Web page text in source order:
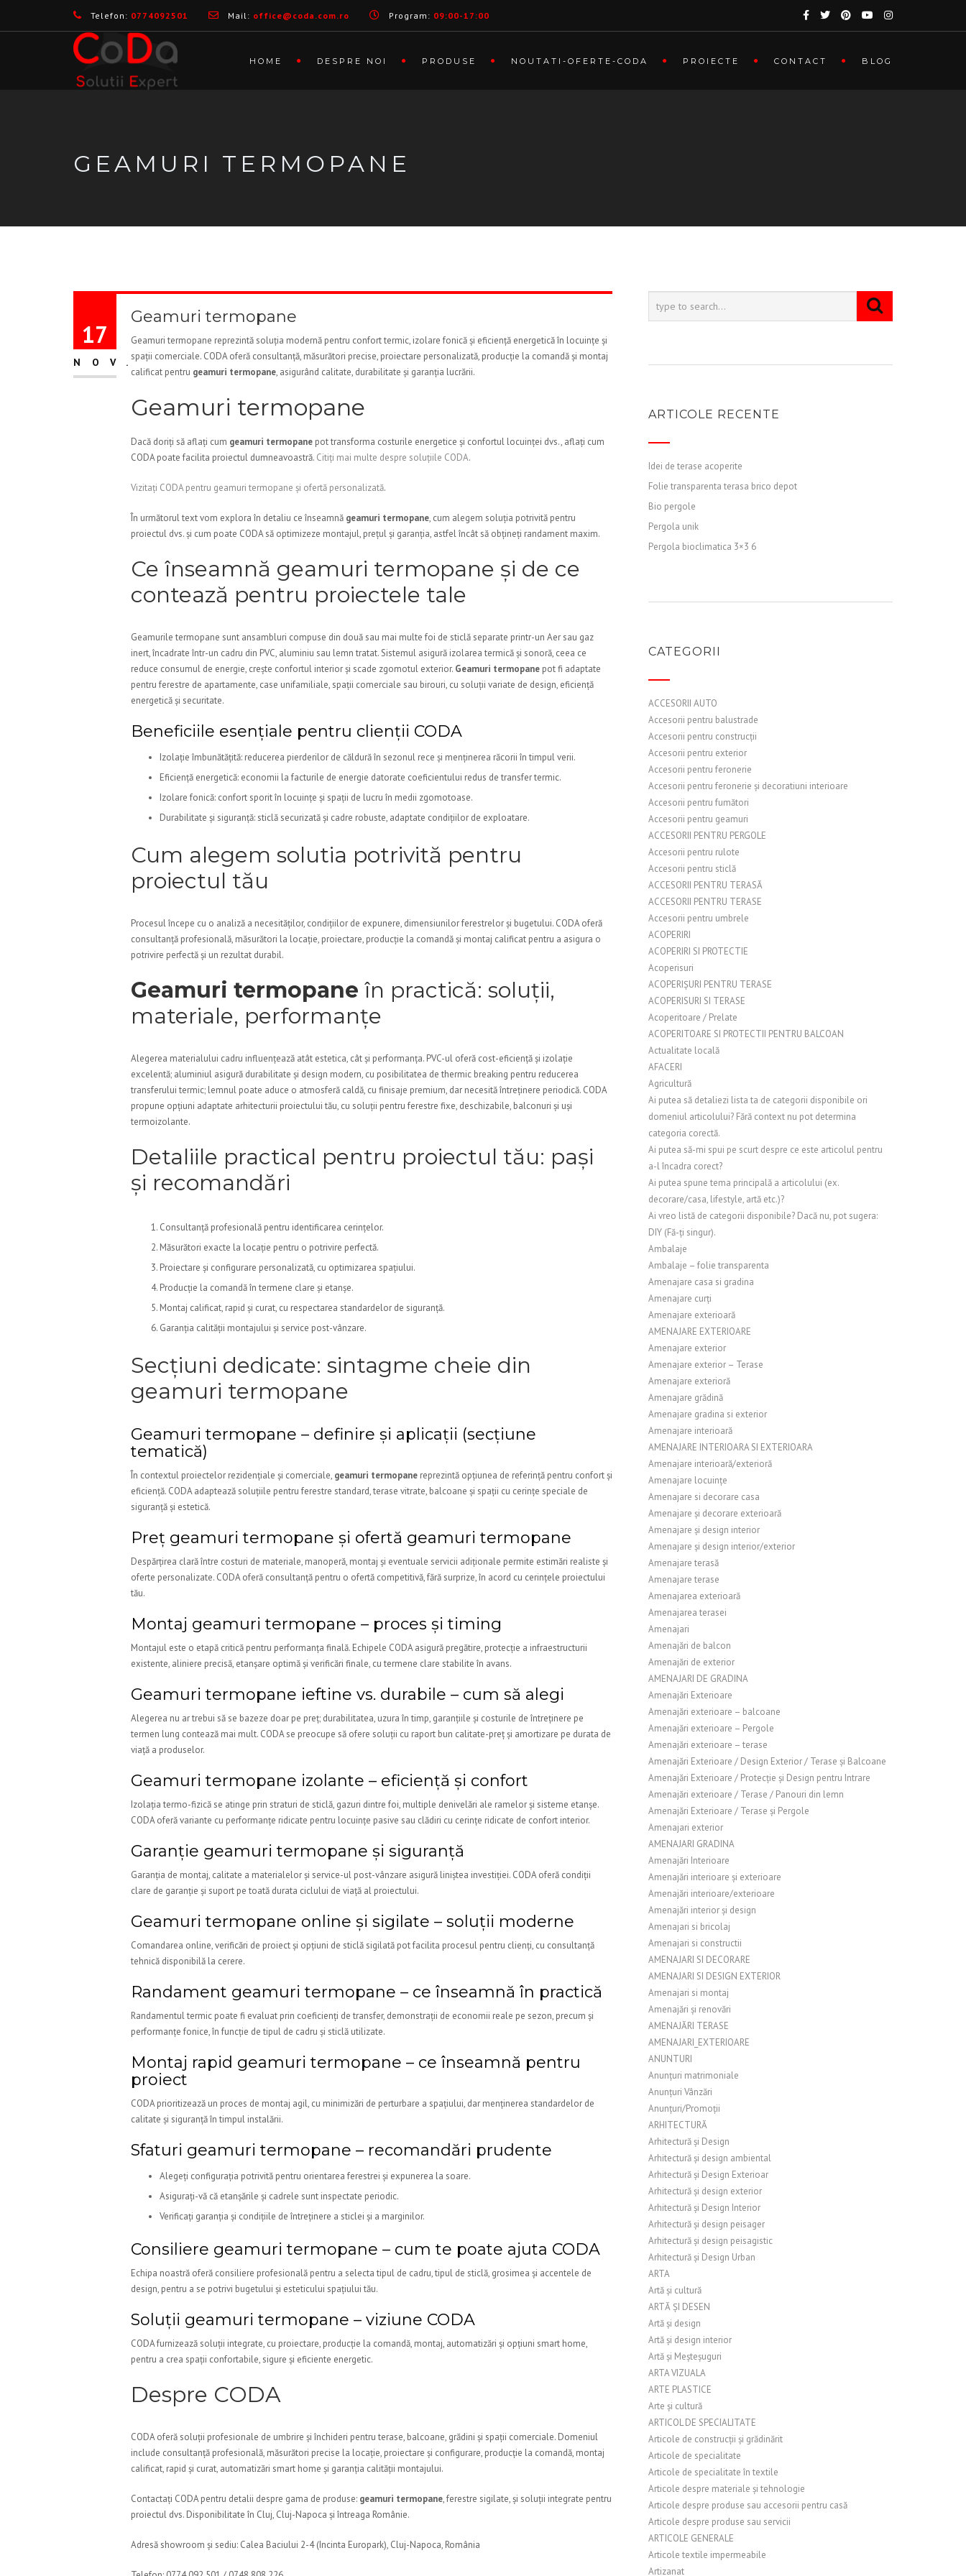
Telefon: 0774092501 Mail: office@coda.com.ro Program: 09:00-17:00
HOME DESPRE NOI PRODUSE NOUTATI-OFERTE-CODA PROIECTE CONTACT BLOG
GEAMURI TERMOPANE
17
NOV.
Geamuri termopane
Geamuri termopane reprezintă soluția modernă pentru confort termic, izolare fonică și eficiență energetică în locuințe și
spații comerciale. CODA oferă consultanță, măsurători precise, proiectare personalizată, producție la comandă și montaj
calificat pentru geamuri termopane, asigurând calitate, durabilitate și garanția lucrării.
Geamuri termopane
Dacă doriți să aflați cum geamuri termopane pot transforma costurile energetice și confortul locuinței dvs., aflați cum
CODA poate facilita proiectul dumneavoastră. Citiți mai multe despre soluțiile CODA.
Vizitați CODA pentru geamuri termopane și ofertă personalizată.
În următorul text vom explora în detaliu ce înseamnă geamuri termopane, cum alegem soluția potrivită pentru
proiectul dvs. și cum poate CODA să optimizeze montajul, prețul și garanția, astfel încât să obțineți randament maxim.
Ce înseamnă geamuri termopane și de ce
contează pentru proiectele tale
Geamurile termopane sunt ansambluri compuse din două sau mai multe foi de sticlă separate printr-un Aer sau gaz
inert, încadrate într-un cadru din PVC, aluminiu sau lemn tratat. Sistemul asigură izolarea termică și sonoră, ceea ce
reduce consumul de energie, crește confortul interior și scade zgomotul exterior. Geamuri termopane pot fi adaptate
pentru ferestre de apartamente, case unifamiliale, spații comerciale sau birouri, cu soluții variate de design, eficiență
energetică și securitate.
Beneficiile esențiale pentru clienții CODA
Izolație îmbunătățită: reducerea pierderilor de căldură în sezonul rece și menținerea răcorii în timpul verii.
Eficiență energetică: economii la facturile de energie datorate coeficientului redus de transfer termic.
Izolare fonică: confort sporit în locuințe și spații de lucru în medii zgomotoase.
Durabilitate și siguranță: sticlă securizată și cadre robuste, adaptate condițiilor de exploatare.
Cum alegem solutia potrivită pentru
proiectul tău
Procesul începe cu o analiză a necesităților, condițiilor de expunere, dimensiunilor ferestrelor și bugetului. CODA oferă
consultanță profesională, măsurători la locație, proiectare, producție la comandă și montaj calificat pentru a asigura o
potrivire perfectă și un rezultat durabil.
Geamuri termopane în practică: soluții,
materiale, performanțe
Alegerea materialului cadru influențează atât estetica, cât și performanța. PVC-ul oferă cost-eficiență și izolație
excelentă; aluminiul asigură durabilitate și design modern, cu posibilitatea de thermic breaking pentru reducerea
transferului termic; lemnul poate aduce o atmosferă caldă, cu finisaje premium, dar necesită întreținere periodică. CODA
propune opțiuni adaptate arhitecturii proiectului tău, cu soluții pentru ferestre fixe, deschizabile, balconuri și uși
termoizolante.
Detaliile practical pentru proiectul tău: pași
și recomandări
Consultanță profesională pentru identificarea cerințelor.
Măsurători exacte la locație pentru o potrivire perfectă.
Proiectare și configurare personalizată, cu optimizarea spațiului.
Producție la comandă în termene clare și etanșe.
Montaj calificat, rapid și curat, cu respectarea standardelor de siguranță.
Garanția calității montajului și service post-vânzare.
Secțiuni dedicate: sintagme cheie din
geamuri termopane
Geamuri termopane – definire și aplicații (secțiune
tematică)
În contextul proiectelor rezidențiale și comerciale, geamuri termopane reprezintă opțiunea de referință pentru confort și
eficiență. CODA adaptează soluțiile pentru ferestre standard, terase vitrate, balcoane și spații cu cerințe speciale de
siguranță și estetică.
Preț geamuri termopane și ofertă geamuri termopane
Despărțirea clară între costuri de materiale, manoperă, montaj și eventuale servicii adiționale permite estimări realiste și
oferte personalizate. CODA oferă consultanță pentru o ofertă competitivă, fără surprize, în acord cu cerințele proiectului
tău.
Montaj geamuri termopane – proces și timing
Montajul este o etapă critică pentru performanța finală. Echipele CODA asigură pregătire, protecție a infraestructurii
existente, aliniere precisă, etanșare optimă și verificări finale, cu termene clare stabilite în avans.
Geamuri termopane ieftine vs. durabile – cum să alegi
Alegerea nu ar trebui să se bazeze doar pe preț; durabilitatea, uzura în timp, garanțiile și costurile de întreținere pe
termen lung contează mai mult. CODA se preocupe să ofere soluții cu raport bun calitate-preț și amortizare pe durata de
viață a produselor.
Geamuri termopane izolante – eficiență și confort
Izolația termo-fizică se atinge prin straturi de sticlă, gazuri dintre foi, multiple denivelări ale ramelor și sisteme etanșe.
CODA oferă variante cu performanțe ridicate pentru locuințe pasive sau clădiri cu cerințe ridicate de confort interior.
Garanție geamuri termopane și siguranță
Garanția de montaj, calitate a materialelor și service-ul post-vânzare asigură liniștea investiției. CODA oferă condiții
clare de garanție și suport pe toată durata ciclului de viață al proiectului.
Geamuri termopane online și sigilate – soluții moderne
Comandarea online, verificări de proiect și opțiuni de sticlă sigilată pot facilita procesul pentru clienți, cu consultanță
tehnică disponibilă la cerere.
Randament geamuri termopane – ce înseamnă în practică
Randamentul termic poate fi evaluat prin coeficienți de transfer, demonstrații de economii reale pe sezon, precum și
performanțe fonice, în funcție de tipul de cadru și sticlă utilizate.
Montaj rapid geamuri termopane – ce înseamnă pentru
proiect
CODA prioritizează un proces de montaj agil, cu minimizări de perturbare a spațiului, dar menținerea standardelor de
calitate și siguranță în timpul instalării.
Sfaturi geamuri termopane – recomandări prudente
Alegeți configurația potrivită pentru orientarea ferestrei și expunerea la soare.
Asigurați-vă că etanșările și cadrele sunt inspectate periodic.
Verificați garanția și condițiile de întreținere a sticlei și a marginilor.
Consiliere geamuri termopane – cum te poate ajuta CODA
Echipa noastră oferă consiliere profesională pentru a selecta tipul de cadru, tipul de sticlă, grosimea și accentele de
design, pentru a se potrivi bugetului și esteticului spațiului tău.
Soluții geamuri termopane – viziune CODA
CODA furnizează soluții integrate, cu proiectare, producție la comandă, montaj, automatizări și opțiuni smart home,
pentru a crea spații confortabile, sigure și eficiente energetic.
Despre CODA
CODA oferă soluții profesionale de umbrire și închideri pentru terase, balcoane, grădini și spații comerciale. Domeniul
include consultanță profesională, măsurători precise la locație, proiectare și configurare, producție la comandă, montaj
calificat, rapid și curat, automatizări smart home și garanția calității montajului.
Contactați CODA pentru detalii despre gama de produse: geamuri termopane, ferestre sigilate, și soluții integrate pentru
proiectul dvs. Disponibilitate în Cluj, Cluj-Napoca și întreaga Românie.
Adresă showroom și sediu: Calea Baciului 2-4 (Incinta Europark), Cluj-Napoca, România
ARTICOLE RECENTE
Idei de terase acoperite
Folie transparenta terasa brico depot
Bio pergole
Pergola unik
Pergola bioclimatica 3×3 6
CATEGORII
ACCESORII AUTO
Accesorii pentru balustrade
Accesorii pentru construcții
Accesorii pentru exterior
Accesorii pentru feronerie
Accesorii pentru feronerie și decoratiuni interioare
Accesorii pentru fumători
Accesorii pentru geamuri
ACCESORII PENTRU PERGOLE
Accesorii pentru rulote
Accesorii pentru sticlă
ACCESORII PENTRU TERASĂ
ACCESORII PENTRU TERASE
Accesorii pentru umbrele
ACOPERIRI
ACOPERIRI SI PROTECTIE
Acoperisuri
ACOPERIȘURI PENTRU TERASE
ACOPERISURI SI TERASE
Acoperitoare / Prelate
ACOPERITOARE SI PROTECTII PENTRU BALCOAN
Actualitate locală
AFACERI
Agricultură
Ai putea să detaliezi lista ta de categorii disponibile ori
domeniul articolului? Fără context nu pot determina
categoria corectă.
Ai putea să-mi spui pe scurt despre ce este articolul pentru
a-l încadra corect?
Ai putea spune tema principală a articolului (ex.
decorare/casa, lifestyle, artă etc.)?
Ai vreo listă de categorii disponibile? Dacă nu, pot sugera:
DIY (Fă-ți singur).
Ambalaje
Ambalaje – folie transparenta
Amenajare casa si gradina
Amenajare curți
Amenajare exterioară
AMENAJARE EXTERIOARE
Amenajare exterior
Amenajare exterior – Terase
Amenajare exterioră
Amenajare grădină
Amenajare gradina si exterior
Amenajare interioară
AMENAJARE INTERIOARA SI EXTERIOARA
Amenajare interioară/exterioră
Amenajare locuințe
Amenajare si decorare casa
Amenajare și decorare exterioară
Amenajare și design interior
Amenajare și design interior/exterior
Amenajare terasă
Amenajare terase
Amenajarea exterioară
Amenajarea terasei
Amenajari
Amenajări de balcon
Amenajări de exterior
AMENAJARI DE GRADINA
Amenajări Exterioare
Amenajări exterioare – balcoane
Amenajări exterioare – Pergole
Amenajări exterioare – terase
Amenajări Exterioare / Design Exterior / Terase și Balcoane
Amenajări Exterioare / Protecție și Design pentru Intrare
Amenajări exterioare / Terase / Panouri din lemn
Amenajări Exterioare / Terase și Pergole
Amenajari exterior
AMENAJARI GRADINA
Amenajări Interioare
Amenajări interioare și exterioare
Amenajări interioare/exterioare
Amenajări interior și design
Amenajari si bricolaj
Amenajari si constructii
AMENAJARI SI DECORARE
AMENAJARI SI DESIGN EXTERIOR
Amenajari si montaj
Amenajări și renovări
AMENAJĂRI TERASE
AMENAJARI_EXTERIOARE
ANUNTURI
Anunțuri matrimoniale
Anunțuri Vânzări
Anunțuri/Promoții
ARHITECTURĂ
Arhitectură și Design
Arhitectură și design ambiental
Arhitectură și Design Exterioar
Arhitectură și design exterior
Arhitectură și Design Interior
Arhitectură și design peisager
Arhitectură și design peisagistic
Arhitectură și Design Urban
ARTA
Artă și cultură
ARTĂ ȘI DESEN
Artă și design
Artă și design interior
Artă și Meșteșuguri
ARTA VIZUALA
ARTE PLASTICE
Arte și cultură
ARTICOL DE SPECIALITATE
Articole de construcții și grădinărit
Articole de specialitate
Articole de specialitate în textile
Articole despre materiale și tehnologie
Articole despre produse sau accesorii pentru casă
Articole despre produse sau servicii
ARTICOLE GENERALE
Articole textile impermeabile
Artizanat